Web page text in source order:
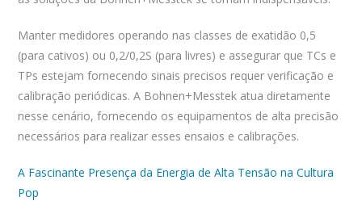
Manter medidores operando nas classes de exatidão 0,5
(para cativos) ou 0,2/0,2S (para livres) e assegurar que TCs e
TPs estejam fornecendo sinais precisos requer verificação e
calibração periódicas. A Bohnen+Messtek atua diretamente
nesse cenário, fornecendo os equipamentos de alta precisão
necessários para realizar esses ensaios e calibrações.
A Fascinante Presença da Energia de Alta Tensão na Cultura
Pop